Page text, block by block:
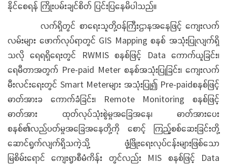
နိုင်စေရန် ကြိုးပမ်းချင်စိတ် ပြင်းပြနေမိပါသည်။
လက်ရှိတွင် စာရေးသူတို့ဝန်ကြီးဌာနအနေဖြင့် ကျေးလက်
လမ်းများ ဖောက်လုပ်ရာတွင် GIS Mapping စနစ် အသုံးပြုလျက်ရှိ
သလို ရေရရှိရေးတွင် RWMIS စနစ်ဖြင့် Data ကောက်ယူခြင်း၊
ရေမီတာအတွက် Pre-paid Meter စနစ်အသုံးပြုခြင်း၊ ကျေးလက်
မီးလင်းရေးတွင် Smart Meterများ အသုံးပြု၍ Pre-paidစနစ်ဖြင့်
ဓာတ်အားခ ကောက်ခံခြင်း၊ Remote Monitoring စနစ်ဖြင့်
ဓာတ်အား ထုတ်လုပ်သုံးစွဲမှုအခြေအနေ၊ ဓာတ်အားပေး
စနစ်၏လည်ပတ်မှုအခြေအနေတို့ကို စောင့် ကြည့်စစ်ဆေးခြင်းတို့
ဆောင်ရွက်လျက်ရှိသကဲ့သို့ ဖွံ့ဖြိုးရေးလုပ်ငန်းများဖြစ်သော
မြစိမ်းရောင် ကျေးရွာစီမံကိန်း တွင်လည်း MIS စနစ်ဖြင့် Data